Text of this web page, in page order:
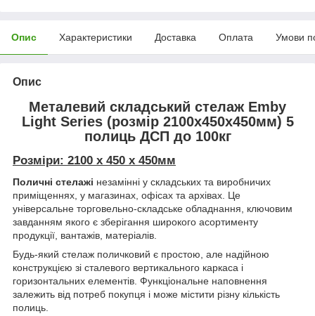
Опис Характеристики Доставка Оплата Умови
Опис
Металевий складський стелаж Emby
Light Series (розмір 2100х450x450мм) 5
полиць ДСП до 100кг
Розміри: 2100 х 450 x 450мм
Поличні стелажі незамінні у складських та виробничих
приміщеннях, у магазинах, офісах та архівах. Це
універсальне торговельно-складське обладнання, ключовим
завданням якого є зберігання широкого асортименту
продукції, вантажів, матеріалів.
Будь-який стелаж поличковий є простою, але надійною
конструкцією зі сталевого вертикального каркаса і
горизонтальних елементів. Функціональне наповнення
залежить від потреб покупця і може містити різну кількість
полиць.